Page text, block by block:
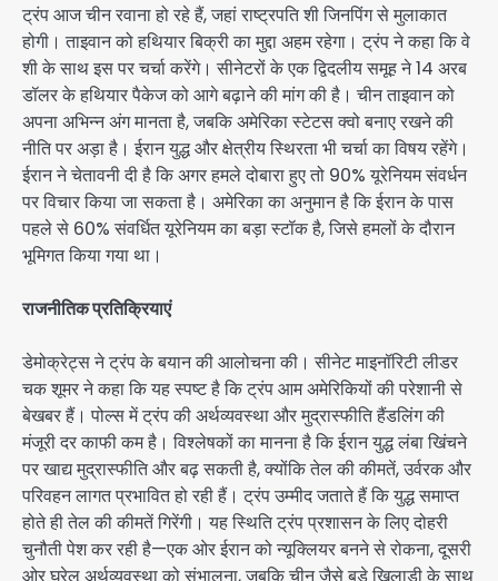
ट्रंप आज चीन रवाना हो रहे हैं, जहां राष्ट्रपति शी जिनपिंग से मुलाकात
होगी। ताइवान को हथियार बिक्री का मुद्दा अहम रहेगा। ट्रंप ने कहा कि वे
शी के साथ इस पर चर्चा करेंगे। सीनेटरों के एक द्विदलीय समूह ने 14 अरब
डॉलर के हथियार पैकेज को आगे बढ़ाने की मांग की है। चीन ताइवान को
अपना अभिन्न अंग मानता है, जबकि अमेरिका स्टेटस क्वो बनाए रखने की
नीति पर अड़ा है। ईरान युद्ध और क्षेत्रीय स्थिरता भी चर्चा का विषय रहेंगे।
ईरान ने चेतावनी दी है कि अगर हमले दोबारा हुए तो 90% यूरेनियम संवर्धन
पर विचार किया जा सकता है। अमेरिका का अनुमान है कि ईरान के पास
पहले से 60% संवर्धित यूरेनियम का बड़ा स्टॉक है, जिसे हमलों के दौरान
भूमिगत किया गया था।
राजनीतिक प्रतिक्रियाएं
डेमोक्रेट्स ने ट्रंप के बयान की आलोचना की। सीनेट माइनॉरिटी लीडर
चक शूमर ने कहा कि यह स्पष्ट है कि ट्रंप आम अमेरिकियों की परेशानी से
बेखबर हैं। पोल्स में ट्रंप की अर्थव्यवस्था और मुद्रास्फीति हैंडलिंग की
मंजूरी दर काफी कम है। विश्लेषकों का मानना है कि ईरान युद्ध लंबा खिंचने
पर खाद्य मुद्रास्फीति और बढ़ सकती है, क्योंकि तेल की कीमतें, उर्वरक और
परिवहन लागत प्रभावित हो रही हैं। ट्रंप उम्मीद जताते हैं कि युद्ध समाप्त
होते ही तेल की कीमतें गिरेंगी। यह स्थिति ट्रंप प्रशासन के लिए दोहरी
चुनौती पेश कर रही है—एक ओर ईरान को न्यूक्लियर बनने से रोकना, दूसरी